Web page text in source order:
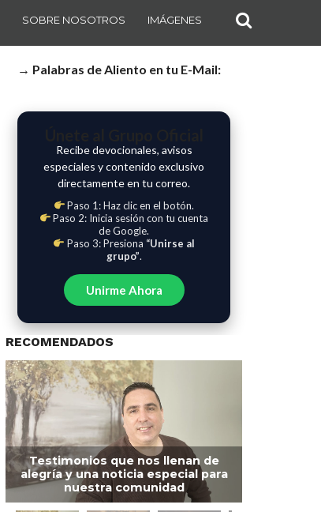
SOBRE NOSOTROS IMÁGENES
→ Palabras de Aliento en tu E-Mail:
Recibe devocionales, avisos
especiales y contenido exclusivo
directamente en tu correo.
Paso 1: Haz clic en el botón.
Paso 2: Inicia sesión con tu cuenta
de Google.
Paso 3: Presiona “Unirse al
grupo”.
Unirme Ahora
RECOMENDADOS
Testimonios que nos llenan de
alegría y una noticia especial para
nuestra comunidad